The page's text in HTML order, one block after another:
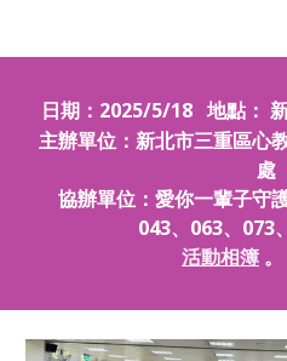
日期：2025/5/18地點：
主辦單位：新北市三重區心
處
協辦單位：愛你一輩子守護
043、063、073
活動相簿